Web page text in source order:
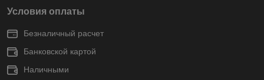
Условия оплаты
Безналичный расчет
Банковской картой
Наличными